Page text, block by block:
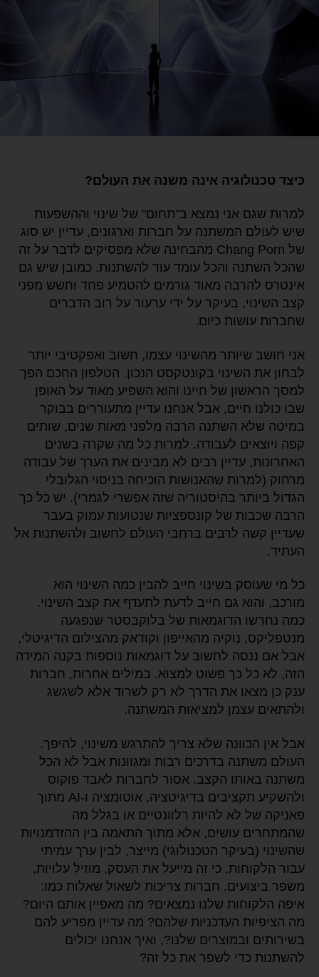
כיצד טכנולוגיה אינה משנה את העולם?
למרות שגם אני נמצא ב"תחום" של שינוי וההשפעות
שיש לעולם המשתנה על חברות וארגונים, עדיין יש סוג
של Chang Porn מהבחינה שלא מפסיקים לדבר על זה
שהכל השתנה והכל עומד עוד להשתנות. כמובן שיש גם
אינטרס להרבה מאוד גורמים להטמיע פחד וחשש מפני
קצב השינוי, בעיקר על ידי ערעור על רוב הדברים
שחברות עושות כיום.
אני חושב שיותר מהשינוי עצמו, חשוב ואפקטיבי יותר
לבחון את השינוי בקונטקסט הנכון. הטלפון החכם הפך
למסך הראשון של חיינו והוא השפיע מאוד על האופן
שבו כולנו חיים, אבל אנחנו עדיין מתעוררים בבוקר
במיטה שלא השתנה הרבה מלפני מאות שנים, שותים
קפה ויוצאים לעבודה. למרות כל מה שקרה בשנים
האחרונות, עדיין רבים לא מבינים את הערך של עבודה
מרחוק (למרות שהאנושות הוכיחה בניסוי הגלובלי
הגדול ביותר בהיסטוריה שזה אפשרי לגמרי). יש כל כך
הרבה שכבות של קונספציות שנטועות עמוק בעבר
שעדיין קשה לרבים ברחבי העולם לחשוב ולהשתנות אל
העתיד.
כל מי שעוסק בשינוי חייב להבין כמה השינוי הוא
מורכב, והוא גם חייב לדעת לתעדף את קצב השינוי.
כמה נחרשו הדוגמאות של בלוקבסטר שנפגעה
מנטפליקס, נוקיה מהאייפון וקודאק מהצילום הדיגיטלי,
אבל אם ננסה לחשוב על דוגמאות נוספות בקנה המידה
הזה, לא כל כך פשוט למצוא. במילים אחרות, חברות
ענק כן מצאו את הדרך לא רק לשרוד אלא לשגשג
ולהתאים עצמן למציאות המשתנה.
אבל אין הכוונה שלא צריך להתרגש משינוי, להיפך.
העולם משתנה בדרכים רבות ומגוונות אבל לא הכל
משתנה באותו הקצב. אסור לחברות לאבד פוקוס
ולהשקיע תקציבים בדיגיטציה, אוטומציה ו-AI מתוך
פאניקה של לא להיות רלוונטיים או בגלל מה
שהמתחרים עושים, אלא מתוך התאמה בין ההזדמנויות
שהשינוי (בעיקר הטכנולוגי) מייצר, לבין ערך עמיתי
עבור הלקוחות, כי זה מייעל את העסק, מוזיל עלויות,
משפר ביצועים. חברות צריכות לשאול שאלות כמו:
איפה הלקוחות שלנו נמצאים? מה מאפיין אותם היום?
מה הציפיות העדכניות שלהם? מה עדיין מפריע להם
בשירותים ובמוצרים שלנו?, ואיך אנחנו יכולים
להשתנות כדי לשפר את כל זה?